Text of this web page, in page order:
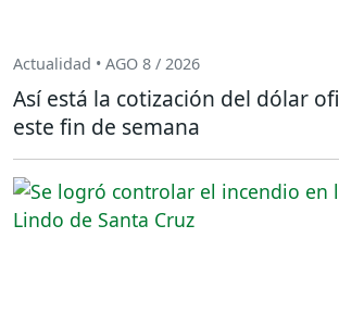
Actualidad • AGO 8 / 2026
Así está la cotización del dólar
este fin de semana